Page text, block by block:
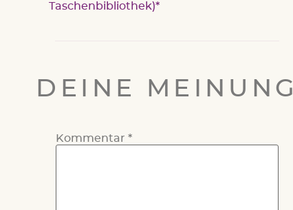
Taschenbibliothek)
DEINE MEINUNG
Kommentar *